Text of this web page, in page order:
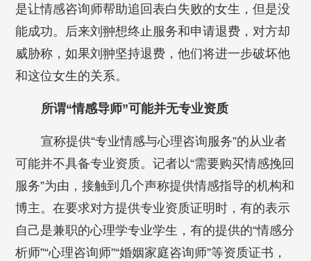
是让情感咨询师帮助追回表白失败的女生，但是没
能成功。后来刘翀想终止服务和申请退费，对方却
威胁称，如果刘翀坚持退费，他们将进一步破坏他
和这位女生的关系。
所谓“情感导师”可能并无专业资质
宣称提供“专业情感与心理咨询服务”的从业者
可能并不具备专业资质。记者以“需要购买情感挽回
服务”为由，接触到几个声称提供情感指导的机构和
博主。在要求对方提供专业资质证明时，有的表示
自己是兼职的心理学专业学生，有的提供的“情感分
析师”“心理咨询师”“婚姻家庭咨询师”等资质证书，